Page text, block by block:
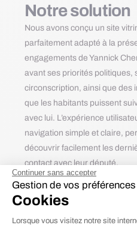
Continuer sans accepter
Gestion de vos préférences
Cookies
Lorsque vous visitez notre site
Notre solution
Nous avons conçu un site
parfaitement adapté à la
engagements de Yannick
avant ses priorités politiques,
circonscription, ainsi que des
que les habitants puissent
avec lui. L’expérience
navigation simple et claire,
découvrir facilement les
contact avec leur député.